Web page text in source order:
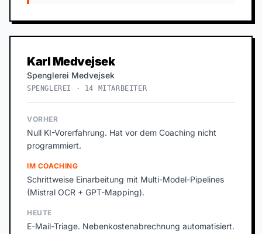
Karl Medvejsek
Spenglerei Medvejsek
SPENGLEREI · 14 MITARBEITER
VORHER
Null KI-Vorerfahrung. Hat vor dem Coaching nicht
programmiert.
IM COACHING
Schrittweise Einarbeitung mit Multi-Model-Pipelines
(Mistral OCR + GPT-Mapping).
HEUTE
E-Mail-Triage. Nebenkostenabrechnung automatisiert.